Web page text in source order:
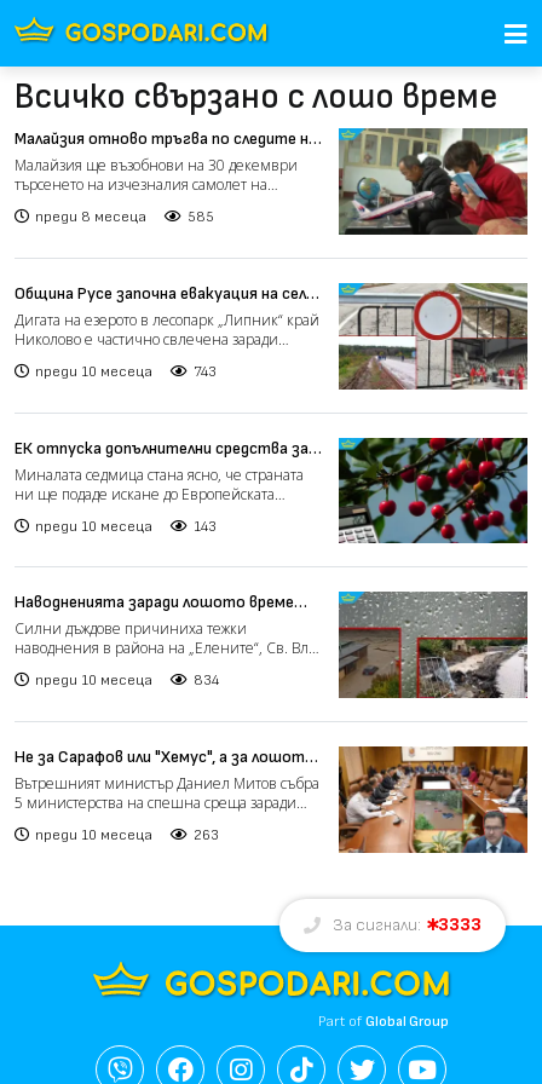
Всичко свързано с лошо време
Малайзия отново тръгва по следите на
изчезналия полет MH370
Малайзия ще възобнови на 30 декември
търсенето на изчезналия самолет на
преди 8 месеца 585
Община Русе започна евакуация на села
заради свличане на дига
Дигата на езерото в лесопарк „Липник“ край
Николово е частично свлечена заради
преди 10 месеца 743
ЕК отпуска допълнителни средства за
компенсации на българските земеделци
Миналата седмица стана ясно, че страната
ни ще подаде искане до Европейската
преди 10 месеца 143
Наводненията заради лошото време
взеха жертва в "Елените" (видео)
Силни дъждове причиниха тежки
наводнения в района на „Елените“, Св. Влас
преди 10 месеца 834
Не за Сарафов или "Хемус", а за лошото
време: Митов събра пет министерства
на спешна среща (видео)
Вътрешният министър Даниел Митов събра
5 министерства на спешна среща заради
преди 10 месеца 263
За сигнали: 3333
Part ofGlobal Group